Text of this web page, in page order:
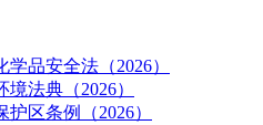
品安全法（2026）
法典（2026）
区条例（2026）